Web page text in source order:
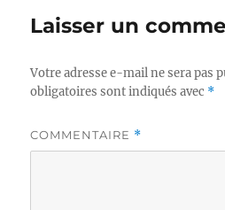
Laisser un
Votre adresse e-mail ne sera pas
obligatoires sont indiqués avec *
COMMENTAIRE *